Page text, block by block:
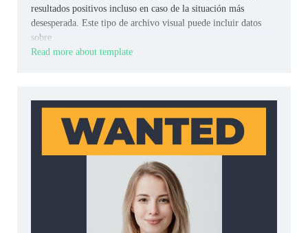
resultados positivos incluso en caso de la situación más
desesperada. Este tipo de archivo visual puede incluir datos
sobre
Read more about template